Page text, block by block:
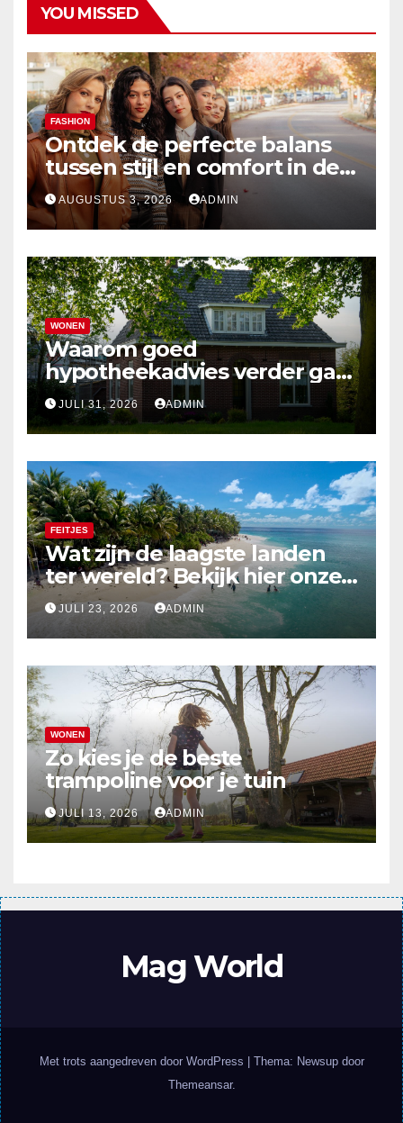
YOU MISSED
FASHION
Ontdek de perfecte balans
tussen stijl en comfort in de
nieuwste damesmode
AUGUSTUS 3, 2026 ADMIN
WONEN
Waarom goed
hypotheekadvies verder gaat
dan alleen cijfers
JULI 31, 2026 ADMIN
FEITJES
Wat zijn de laagste landen
ter wereld? Bekijk hier onze
top 10
JULI 23, 2026 ADMIN
WONEN
Zo kies je de beste
trampoline voor je tuin
JULI 13, 2026 ADMIN
Mag World
Met trots aangedreven door WordPress
Thema: Newsup door
Themeansar.